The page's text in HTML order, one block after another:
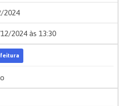
2024
2024 às 13:30